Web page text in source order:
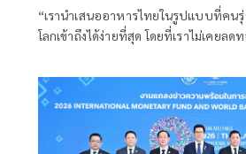
“เรานำเสนออาหารไทยในรูปแบบที่คน
โลกเข้าถึงได้ง่ายที่สุด โดยที่เราไม่เคยลด